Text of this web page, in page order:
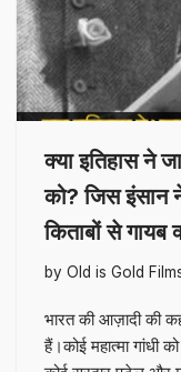
क्या इतिहास ने
को? जिस इंसान
किताबों से
by Old is Gold
भारत की आज़ादी की
हैं।कोई महात्मा गांधी